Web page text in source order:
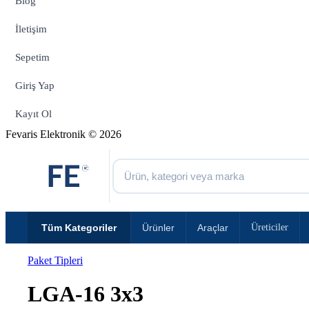
İletişim
Sepetim
Giriş Yap
Kayıt Ol
Fevaris Elektronik © 2026
Tüm Kategoriler Ürünler Araçlar Üreticiler
Paket Tipleri
LGA-16 3x3